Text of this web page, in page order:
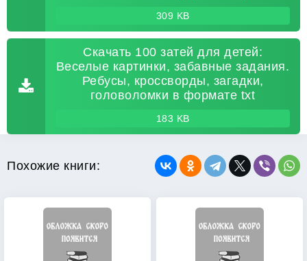
309 KB
Скачать 100 затей для детей:
Веселые картинки, забавные задания.
Ребусы, кроссворды, загадки,
головоломки в формате txt
183 KB
Похожие книги: